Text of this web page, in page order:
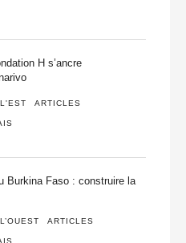
H s’ancre
ARTICLES
Burkina Faso : construire la
ARTICLES